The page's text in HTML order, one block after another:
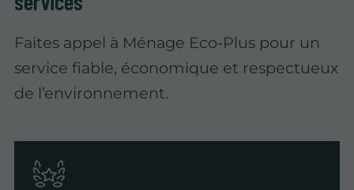
Faites appel à Ménage Eco-Plus pour un
service fiable, économique et respectueux
de l’environnement.